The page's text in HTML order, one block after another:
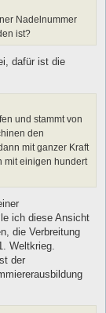
Nadelnummer
ist?
dafür ist die
und stammt von
den
mit ganzer Kraft
mit einigen hundert
ich diese Ansicht
die Verbreitung
Weltkrieg.
der